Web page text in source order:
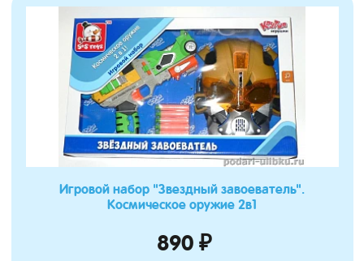
Игровой набор "Звездный завоеватель".
Космическое оружие 2в1
890 ₽